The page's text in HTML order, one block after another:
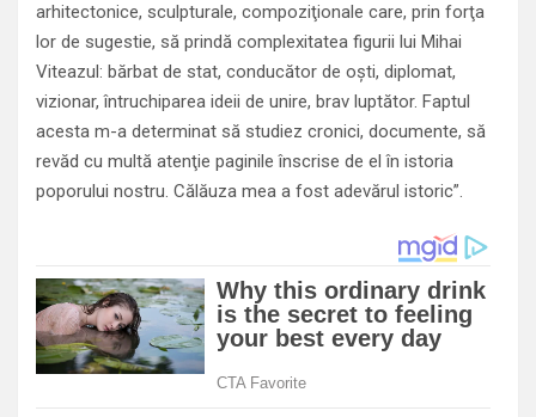
arhitectonice, sculpturale, compoziţionale care, prin forţa
lor de sugestie, să prindă complexitatea figurii lui Mihai
Viteazul: bărbat de stat, conducător de oşti, diplomat,
vizionar, întruchiparea ideii de unire, brav luptător. Faptul
acesta m-a determinat să studiez cronici, documente, să
revăd cu multă atenţie paginile înscrise de el în istoria
poporului nostru. Călăuza mea a fost adevărul istoric”.